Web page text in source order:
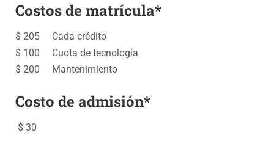
Costos de matrícula*
$ 205 Cada crédito
$ 100 Cuota de tecnología
$ 200 Mantenimiento
Costo de admisión*
$ 30